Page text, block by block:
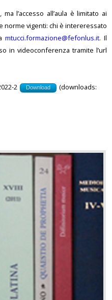
l’accesso all’aula è limitato ai
vigenti: chi è intereressato
mtucci.formazione@fefonlus.it. Il
in videoconferenza tramite l’url
2 Download
(downloads: